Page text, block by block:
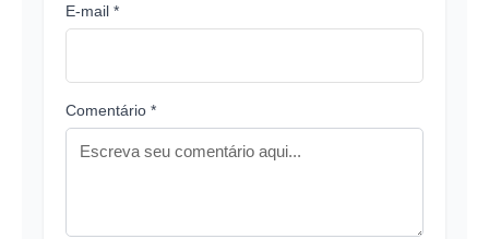
E-mail *
Comentário *